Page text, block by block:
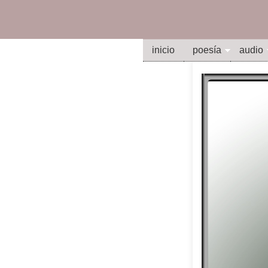
inicio poesía audio